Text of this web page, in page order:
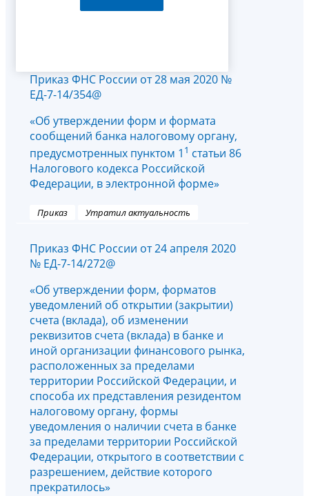
Приказ ФНС России от 28 мая 2020 №
ЕД-7-14/354@
«Об утверждении форм и формата
сообщений банка налоговому органу,
предусмотренных пунктом 1 1 статьи 86
Налогового кодекса Российской
Федерации, в электронной форме»
Приказ Утратил актуальность
Приказ ФНС России от 24 апреля 2020
№ ЕД-7-14/272@
«Об утверждении форм, форматов
уведомлений об открытии (закрытии)
счета (вклада), об изменении
реквизитов счета (вклада) в банке и
иной организации финансового рынка,
расположенных за пределами
территории Российской Федерации, и
способа их представления резидентом
налоговому органу, формы
уведомления о наличии счета в банке
за пределами территории Российской
Федерации, открытого в соответствии с
разрешением, действие которого
прекратилось»